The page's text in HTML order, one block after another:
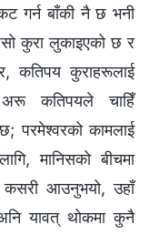
गर्न बाँकी नै छ भनी
कुरा लुकाइएको छ र
कतिपय कुराहरूलाई
कतिपयले चाहिँ
परमेश्‍वरको कामलाई
मानिसको बीचमा
कसरी आउनुभयो, उहाँ
यावत् थोकमा कुनै